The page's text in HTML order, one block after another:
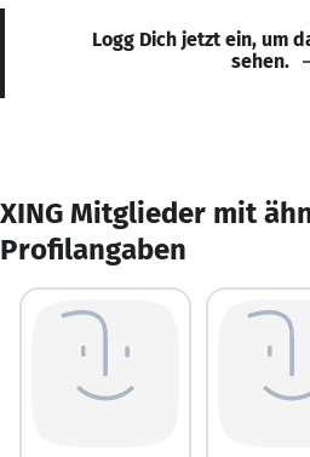
Logg Dich jetzt ein, um
sehen.
XING Mitglieder mit
Profilangaben